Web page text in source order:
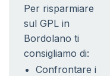
Per risparmiare
sul GPL in
Bordolano ti
consigliamo di:
Confrontare i